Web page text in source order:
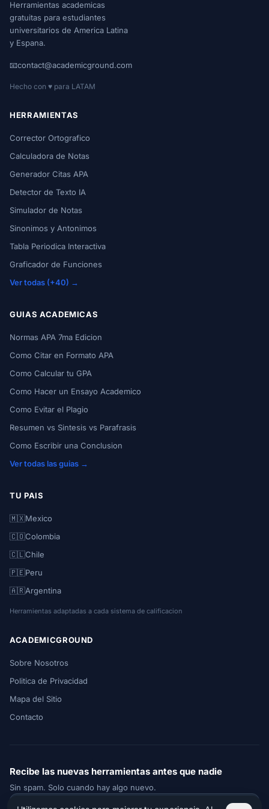
Herramientas academicas
gratuitas para estudiantes
universitarios de America Latina
y Espana.
📧contact@academicground.com
Hecho con ♥ para LATAM
HERRAMIENTAS
Corrector Ortografico
Calculadora de Notas
Generador Citas APA
Detector de Texto IA
Simulador de Notas
Sinonimos y Antonimos
Tabla Periodica Interactiva
Graficador de Funciones
Ver todas (+40) →
GUIAS ACADEMICAS
Normas APA 7ma Edicion
Como Citar en Formato APA
Como Calcular tu GPA
Como Hacer un Ensayo Academico
Como Evitar el Plagio
Resumen vs Sintesis vs Parafrasis
Como Escribir una Conclusion
Ver todas las guias →
TU PAIS
🇲🇽Mexico
🇨🇴Colombia
🇨🇱Chile
🇵🇪Peru
🇦🇷Argentina
Herramientas adaptadas a cada sistema de calificacion
ACADEMICGROUND
Sobre Nosotros
Politica de Privacidad
Mapa del Sitio
Contacto
Recibe las nuevas herramientas antes que nadie
Sin spam. Solo cuando hay algo nuevo.